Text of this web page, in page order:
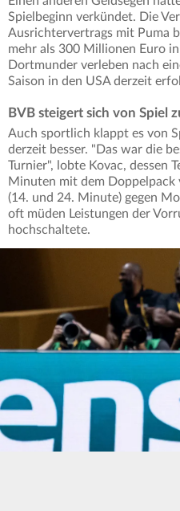
Spielbeginn verkündet. Die
Ausrichtervertrags mit Puma
mehr als 300 Millionen Euro
Dortmunder verleben nach
Saison in den USA derzeit
BVB steigert sich von Spiel
Auch sportlich klappt es von
derzeit besser. "Das war die
Turnier", lobte Kovac, dessen
Minuten mit dem Doppelpack
(14. und 24. Minute) gegen
oft müden Leistungen der
hochschaltete.